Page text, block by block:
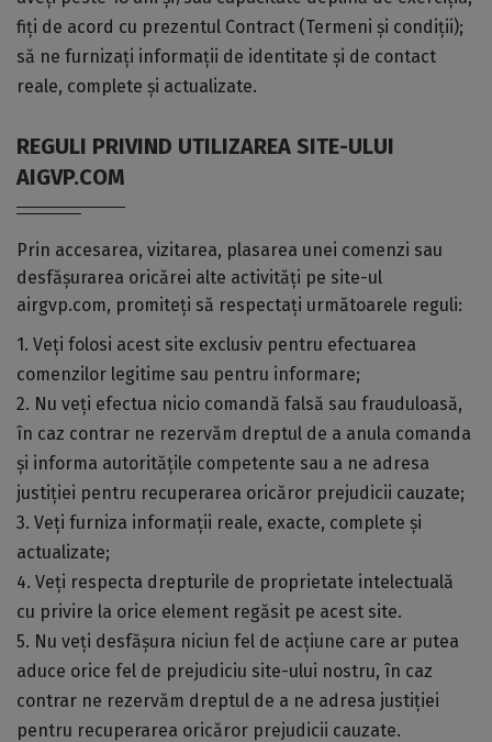
fiți de acord cu prezentul Contract (Termeni și condiții);
să ne furnizați informații de identitate și de contact
reale, complete și actualizate.
REGULI PRIVIND UTILIZAREA SITE-ULUI
AIGVP.COM
Prin accesarea, vizitarea, plasarea unei comenzi sau
desfășurarea oricărei alte activități pe site-ul
airgvp.com, promiteți să respectați următoarele reguli:
1. Veți folosi acest site exclusiv pentru efectuarea
comenzilor legitime sau pentru informare;
2. Nu veți efectua nicio comandă falsă sau frauduloasă,
în caz contrar ne rezervăm dreptul de a anula comanda
și informa autoritățile competente sau a ne adresa
justiției pentru recuperarea oricăror prejudicii cauzate;
3. Veți furniza informații reale, exacte, complete și
actualizate;
4. Veți respecta drepturile de proprietate intelectuală
cu privire la orice element regăsit pe acest site.
5. Nu veți desfășura niciun fel de acțiune care ar putea
aduce orice fel de prejudiciu site-ului nostru, în caz
contrar ne rezervăm dreptul de a ne adresa justiției
pentru recuperarea oricăror prejudicii cauzate.